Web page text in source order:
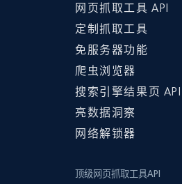
网页抓取工具 API
定制抓取工具
免服务器功能
爬虫浏览器
搜索引擎结果页 API
亮数据洞察
网络解锁器
顶级网页抓取工具API